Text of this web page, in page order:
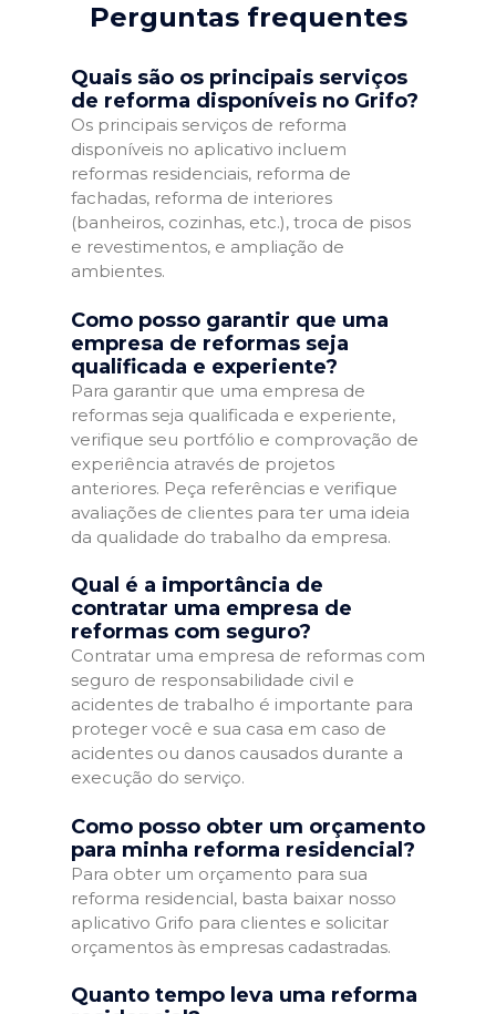
Perguntas frequentes
Quais são os principais serviços
de reforma disponíveis no Grifo?
Os principais serviços de reforma
disponíveis no aplicativo incluem
reformas residenciais, reforma de
fachadas, reforma de interiores
(banheiros, cozinhas, etc.), troca de pisos
e revestimentos, e ampliação de
ambientes.
Como posso garantir que uma
empresa de reformas seja
qualificada e experiente?
Para garantir que uma empresa de
reformas seja qualificada e experiente,
verifique seu portfólio e comprovação de
experiência através de projetos
anteriores. Peça referências e verifique
avaliações de clientes para ter uma ideia
da qualidade do trabalho da empresa.
Qual é a importância de
contratar uma empresa de
reformas com seguro?
Contratar uma empresa de reformas com
seguro de responsabilidade civil e
acidentes de trabalho é importante para
proteger você e sua casa em caso de
acidentes ou danos causados durante a
execução do serviço.
Como posso obter um orçamento
para minha reforma residencial?
Para obter um orçamento para sua
reforma residencial, basta baixar nosso
aplicativo Grifo para clientes e solicitar
orçamentos às empresas cadastradas.
Quanto tempo leva uma reforma